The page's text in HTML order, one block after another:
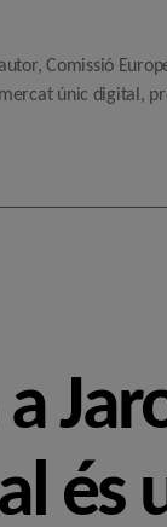
autor,Comissió
mercat únic digital,
és